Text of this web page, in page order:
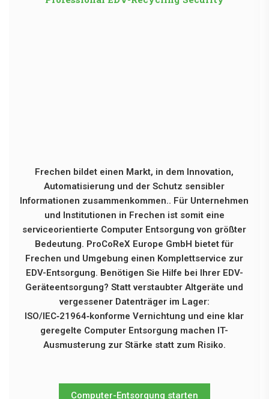
Frechen bildet einen Markt, in dem Innovation,
Automatisierung und der Schutz sensibler
Informationen zusammenkommen.. Für Unternehmen
und Institutionen in Frechen ist somit eine
serviceorientierte Computer Entsorgung von größter
Bedeutung. ProCoReX Europe GmbH bietet für
Frechen und Umgebung einen Komplettservice zur
EDV-Entsorgung. Benötigen Sie Hilfe bei Ihrer EDV-
Geräteentsorgung? Statt verstaubter Altgeräte und
vergessener Datenträger im Lager:
ISO/IEC‑21964‑konforme Vernichtung und eine klar
geregelte Computer Entsorgung machen IT-
Ausmusterung zur Stärke statt zum Risiko.
Computer-Entsorgung starten